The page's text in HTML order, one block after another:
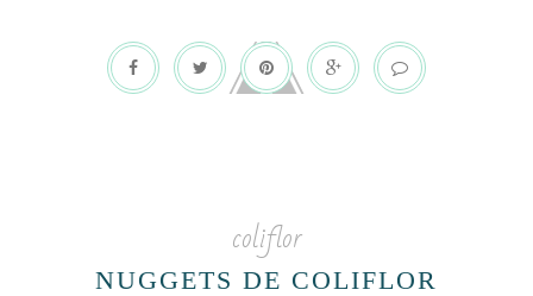
coliflor
NUGGETS DE COLIFLOR